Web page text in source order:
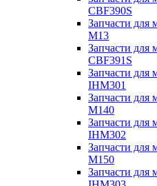
CBF390S
Запчасти для
M13
Запчасти для
CBF391S
Запчасти для
IHM301
Запчасти для
M140
Запчасти для
IHM302
Запчасти для
M150
Запчасти для